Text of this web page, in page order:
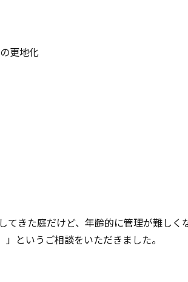
更地化
きた庭だけど、年齢的に管理が難しく
というご相談をいただきました。